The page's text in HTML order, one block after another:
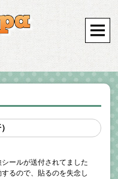
ールが送付されてました
るので、貼るのを失念し